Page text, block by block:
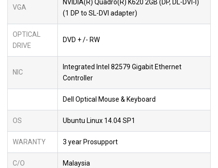
VGA
NVIDIA(R) Quadro(R) K620 2GB (DP, DL-DVI-I)
(1 DP to SL-DVI adapter)
OPTICAL
DRIVE
DVD + /- RW
NIC
Integrated Intel 82579 Gigabit Ethernet
Controller
Dell Optical Mouse & Keyboard
OS Ubuntu Linux 14.04 SP1
WARANTY 3 year Prosupport
C/O Malaysia